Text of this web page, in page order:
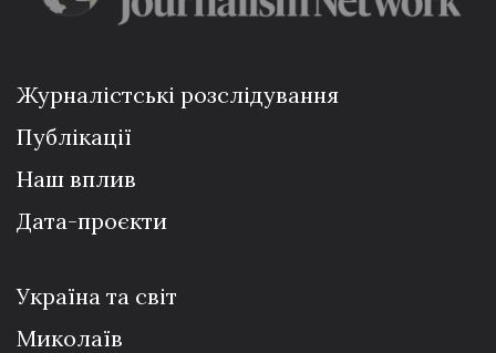
Журналістські розслідування
Публікації
Наш вплив
Дата-проєкти
Україна та світ
Миколаїв